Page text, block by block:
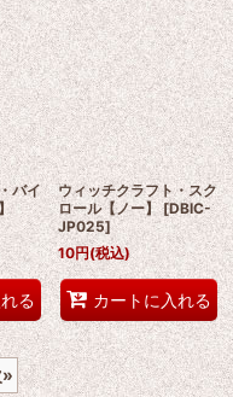
バイ
る
ウィッチクラフト・スク
ロール【ノー】 [DBIC-
JP025]
10円(税込)
カートに入れる
»